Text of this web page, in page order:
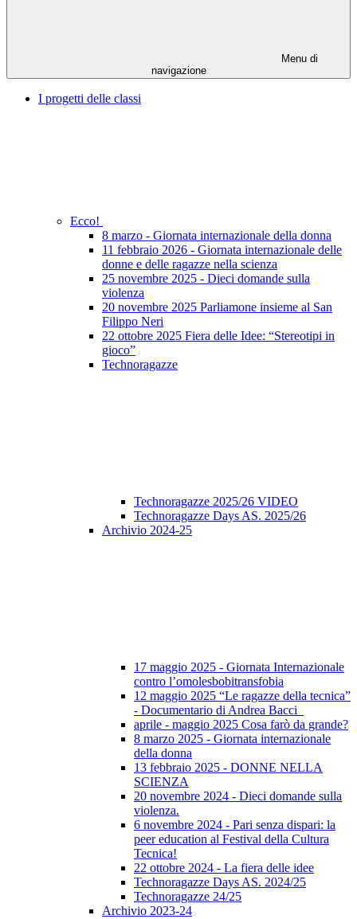
Menu di
navigazione
I progetti delle classi
Ecco!
8 marzo - Giornata internazionale della donna
11 febbraio 2026 - Giornata internazionale delle
donne e delle ragazze nella scienza
25 novembre 2025 - Dieci domande sulla
violenza
20 novembre 2025 Parliamone insieme al San
Filippo Neri
22 ottobre 2025 Fiera delle Idee: “Stereotipi in
gioco”
Technoragazze
Technoragazze 2025/26 VIDEO
Technoragazze Days AS. 2025/26
Archivio 2024-25
17 maggio 2025 - Giornata Internazionale
contro l’omolesbobitransfobia
12 maggio 2025 “Le ragazze della tecnica”
- Documentario di Andrea Bacci
aprile - maggio 2025 Cosa farò da grande?
8 marzo 2025 - Giornata internazionale
della donna
13 febbraio 2025 - DONNE NELLA
SCIENZA
20 novembre 2024 - Dieci domande sulla
violenza.
6 novembre 2024 - Pari senza dispari: la
peer education al Festival della Cultura
Tecnica!
22 ottobre 2024 - La fiera delle idee
Technoragazze Days AS. 2024/25
Technoragazze 24/25
Archivio 2023-24